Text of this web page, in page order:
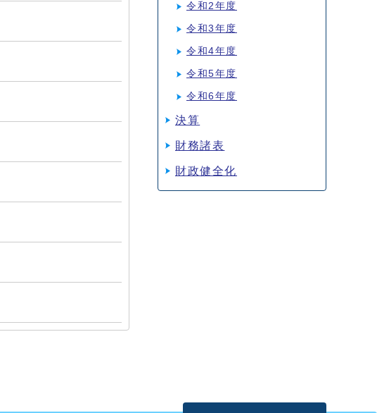
令和2年度
令和3年度
令和4年度
令和5年度
令和6年度
決算
財務諸表
財政健全化